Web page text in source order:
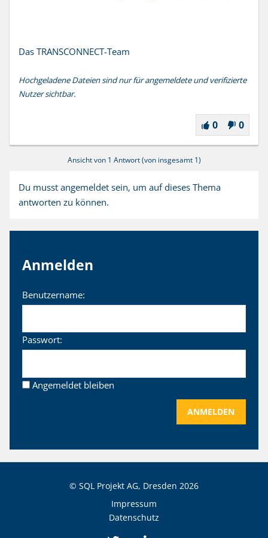
Das TRANSCONNECT-Team
Hochgeladene Dateien sind nur für angemeldete und verifizierte
Nutzer sichtbar.
0 0
Ansicht von 1 Antwort (von insgesamt 1)
Du musst angemeldet sein, um auf dieses Thema
antworten zu können.
Anmelden
Benutzername:
Passwort:
Angemeldet bleiben
ANMELDEN
© SQL Projekt AG, Dresden 2026
Impressum
Datenschutz